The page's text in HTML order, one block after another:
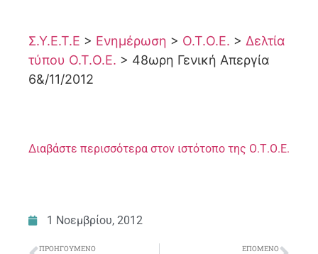
Σ.Υ.Ε.Τ.Ε > Ενημέρωση > Ο.Τ.Ο.Ε. > Δελτία
τύπου Ο.Τ.Ο.Ε. > 48ωρη Γενική Απεργία
6&/11/2012
Διαβάστε περισσότερα στον ιστότοπο της Ο.Τ.Ο.Ε.
1 Νοεμβρίου, 2012
ΠΡΟΗΓΟΎΜΕΝΟ ΕΠΌΜΕΝΟ